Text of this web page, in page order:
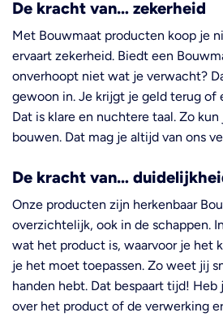
De kracht van… zekerheid
Met Bouwmaat producten koop je
ervaart zekerheid. Biedt een
onverhoopt niet wat je verwacht?
gewoon in. Je krijgt je geld terug of
Dat is klare en nuchtere taal. Zo
bouwen. Dat mag je altijd van ons
De kracht van…
Onze producten zijn herkenbaar
overzichtelijk, ook in de schappen.
wat het product is, waarvoor je het
je het moet toepassen. Zo weet jij
handen hebt. Dat bespaart tijd! Heb
over het product of de verwerking